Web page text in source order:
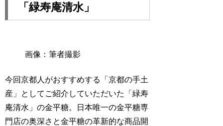
「緑寿庵清水」
画像：筆者撮影
今回京都人がおすすめする「京都の手土
産」としてご紹介していただいた「緑寿
庵清水」の金平糖。日本唯一の金平糖専
門店の奥深さと金平糖の革新的な商品開